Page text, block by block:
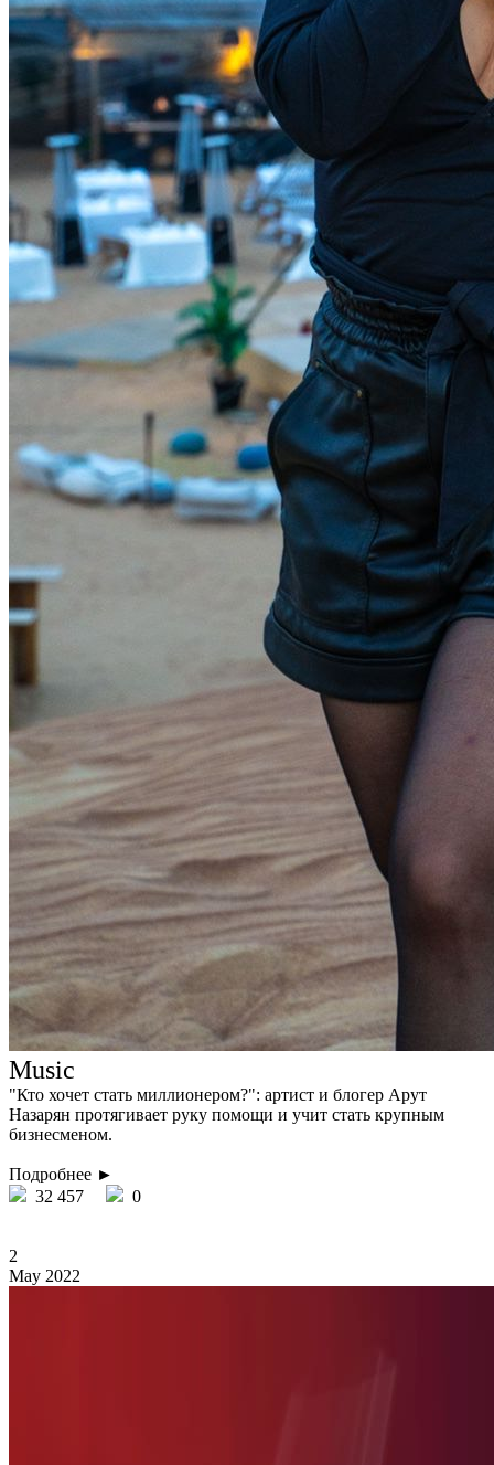
Music
"Кто хочет стать миллионером?": артист и блогер Арут
Назарян протягивает руку помощи и учит стать крупным
бизнесменом.
Подробнее ►
32 457
0
2
May 2022